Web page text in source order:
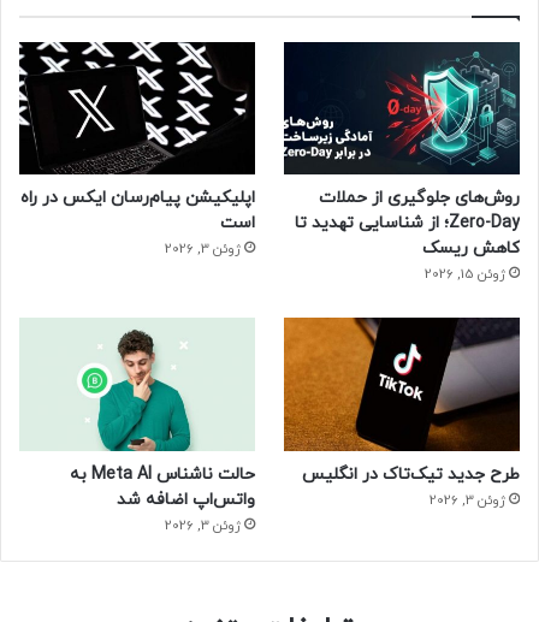
روش‌های جلوگیری از حملات
Zero-Day؛ از شناسایی تهدید تا
کاهش ریسک
ژوئن 15, 2026
اپلیکیشن پیام‌رسان ایکس در راه
است
ژوئن 3, 2026
طرح جدید تیک‌تاک در انگلیس
ژوئن 3, 2026
حالت ناشناس Meta AI به
واتس‌اپ اضافه شد
ژوئن 3, 2026